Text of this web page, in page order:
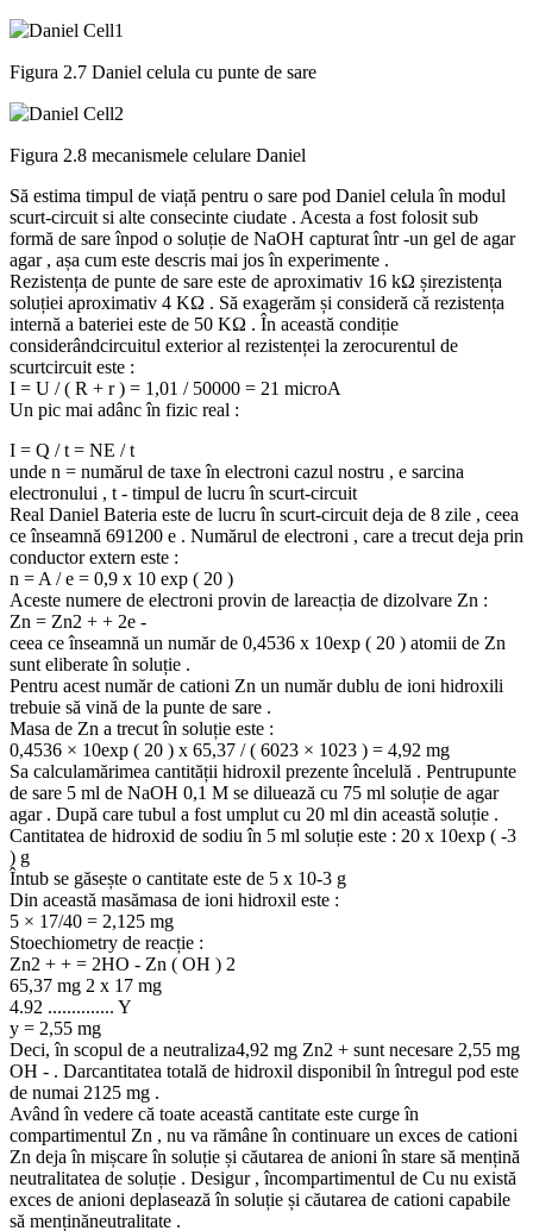
Figura 2.7 Daniel celula cu punte de sare
Figura 2.8 mecanismele celulare Daniel
Să estima timpul de viață pentru o sare pod Daniel celula în modul
scurt-circuit si alte consecinte ciudate . Acesta a fost folosit sub
formă de sare înpod o soluție de NaOH capturat într -un gel de agar
agar , așa cum este descris mai jos în experimente .
Rezistența de punte de sare este de aproximativ 16 kΩ șirezistența
soluției aproximativ 4 KΩ . Să exagerăm și consideră că rezistența
internă a bateriei este de 50 KΩ . În această condiție
considerândcircuitul exterior al rezistenței la zerocurentul de
scurtcircuit este :
I = U / ( R + r ) = 1,01 / 50000 = 21 microA
Un pic mai adânc în fizic real :
I = Q / t = NE / t
unde n = numărul de taxe în electroni cazul nostru , e sarcina
electronului , t - timpul de lucru în scurt-circuit
Real Daniel Bateria este de lucru în scurt-circuit deja de 8 zile , ceea
ce înseamnă 691200 e . Numărul de electroni , care a trecut deja prin
conductor extern este :
n = A / e = 0,9 x 10 exp ( 20 )
Aceste numere de electroni provin de lareacția de dizolvare Zn :
Zn = Zn2 + + 2e -
ceea ce înseamnă un număr de 0,4536 x 10exp ( 20 ) atomii de Zn
sunt eliberate în soluție .
Pentru acest număr de cationi Zn un număr dublu de ioni hidroxili
trebuie să vină de la punte de sare .
Masa de Zn a trecut în soluție este :
0,4536 × 10exp ( 20 ) x 65,37 / ( 6023 × 1023 ) = 4,92 mg
Sa calculamărimea cantității hidroxil prezente încelulă . Pentrupunte
de sare 5 ml de NaOH 0,1 M se diluează cu 75 ml soluție de agar
agar . După care tubul a fost umplut cu 20 ml din această soluție .
Cantitatea de hidroxid de sodiu în 5 ml soluție este : 20 x 10exp ( -3
) g
Întub se găsește o cantitate este de 5 x 10-3 g
Din această masămasa de ioni hidroxil este :
5 × 17/40 = 2,125 mg
Stoechiometry de reacție :
Zn2 + + = 2HO - Zn ( OH ) 2
65,37 mg 2 x 17 mg
4.92 .............. Y
y = 2,55 mg
Deci, în scopul de a neutraliza4,92 mg Zn2 + sunt necesare 2,55 mg
OH - . Darcantitatea totală de hidroxil disponibil în întregul pod este
de numai 2125 mg .
Având în vedere că toate această cantitate este curge în
compartimentul Zn , nu va rămâne în continuare un exces de cationi
Zn deja în mișcare în soluție și căutarea de anioni în stare să mențină
neutralitatea de soluție . Desigur , încompartimentul de Cu nu există
exces de anioni deplasează în soluție și căutarea de cationi capabile
să menținăneutralitate .